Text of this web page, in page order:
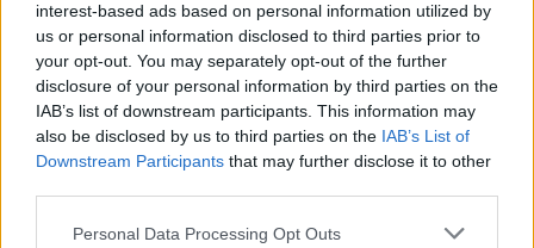
interest-based ads based on personal information utilized by
us or personal information disclosed to third parties prior to
your opt-out. You may separately opt-out of the further
disclosure of your personal information by third parties on the
IAB’s list of downstream participants. This information may
also be disclosed by us to third parties on the IAB’s List of
Downstream Participants that may further disclose it to other
Personal Data Processing Opt Outs
Žiūrimiausi įrašai
00:00:49
Pateikė daugiau detalių apie iš tėvų paimtus šešis
vaikus: jiems kilusi grėsmė
Žinios | Lietuvos diena